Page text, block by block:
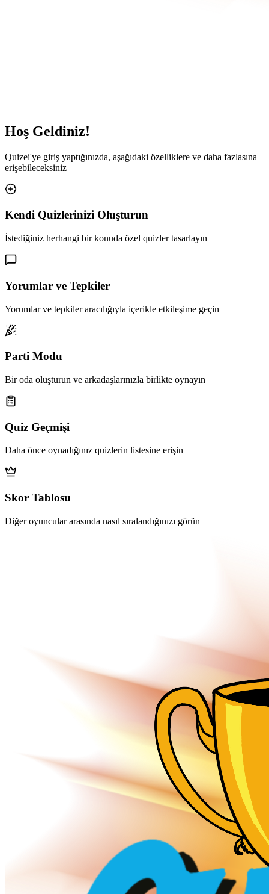
Hoş Geldiniz!
Quizei'ye giriş yaptığınızda, aşağıdaki özelliklere ve daha fazlasına
erişebileceksiniz
Kendi Quizlerinizi Oluşturun
İstediğiniz herhangi bir konuda özel quizler tasarlayın
Yorumlar ve Tepkiler
Yorumlar ve tepkiler aracılığıyla içerikle etkileşime geçin
Parti Modu
Bir oda oluşturun ve arkadaşlarınızla birlikte oynayın
Quiz Geçmişi
Daha önce oynadığınız quizlerin listesine erişin
Skor Tablosu
Diğer oyuncular arasında nasıl sıralandığınızı görün